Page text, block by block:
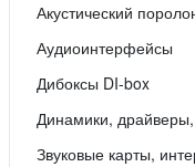
Акустический
Аудиоинтерфейсы
Дибоксы DI-box
Динамики, драйверы,
Звуковые карты,